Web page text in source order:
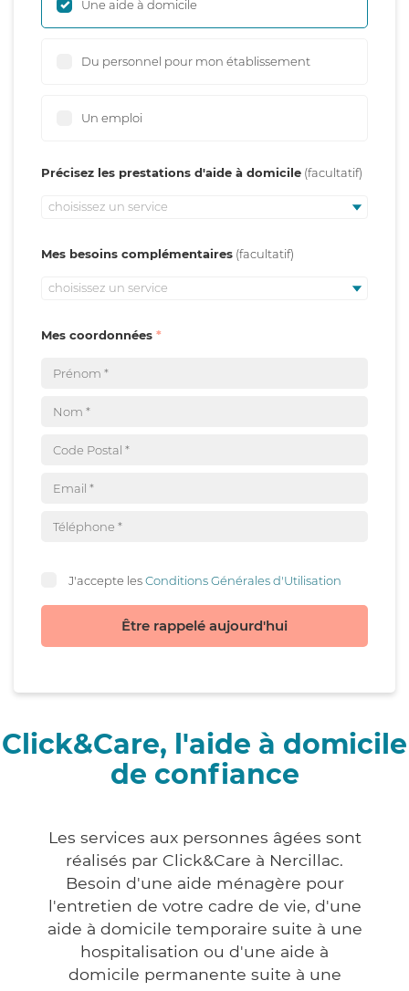
Une aide à domicile
Du personnel pour mon établissement
Un emploi
Précisez les prestations d'aide à domicile
choisissez un service
Mes besoins complémentaires
choisissez un service
Mes coordonnées
J'accepte lesConditions Générales d'Utilisation
Être rappelé aujourd'hui
Click&Care, l'aide à domicile
de confiance
Les services aux personnes âgées sont
réalisés par Click&Care à Nercillac.
Besoin d'une aide ménagère pour
l'entretien de votre cadre de vie, d'une
aide à domicile temporaire suite à une
hospitalisation ou d'une aide à
domicile permanente suite à une